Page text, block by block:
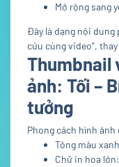
Mở rộng sang
Đây là dạng nội
cứu cùng video”,
Thumbnail
ảnh: Tối –
tưởng
Phong cách hình
Tông màu
Chữ in hoa lớn: